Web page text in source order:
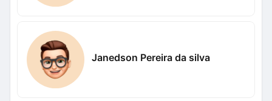
Janedson Pereira da silva